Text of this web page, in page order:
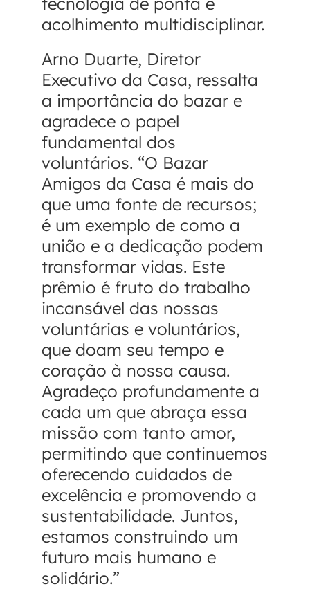
acolhimento multidisciplinar.
Arno Duarte, Diretor
Executivo da Casa, ressalta
a importância do bazar e
agradece o papel
fundamental dos
voluntários. “O Bazar
Amigos da Casa é mais do
que uma fonte de recursos;
é um exemplo de como a
união e a dedicação podem
transformar vidas. Este
prêmio é fruto do trabalho
incansável das nossas
voluntárias e voluntários,
que doam seu tempo e
coração à nossa causa.
Agradeço profundamente a
cada um que abraça essa
missão com tanto amor,
permitindo que continuemos
oferecendo cuidados de
excelência e promovendo a
sustentabilidade. Juntos,
estamos construindo um
futuro mais humano e
solidário.”